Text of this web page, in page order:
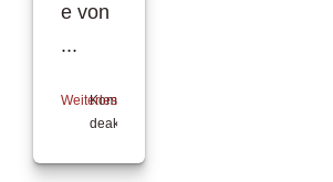
e von
...
Weiterlesen
Kommentare
deaktiviert
Smart